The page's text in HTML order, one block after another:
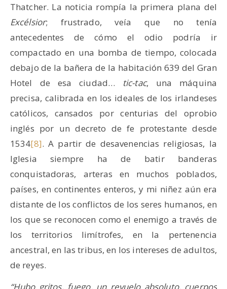
Thatcher. La noticia rompía la primera plana del
Excélsior; frustrado, veía que no tenía
antecedentes de cómo el odio podría ir
compactado en una bomba de tiempo, colocada
debajo de la bañera de la habitación 639 del Gran
Hotel de esa ciudad… tic-tac, una máquina
precisa, calibrada en los ideales de los irlandeses
católicos, cansados por centurias del oprobio
inglés por un decreto de fe protestante desde
1534[8]. A partir de desavenencias religiosas, la
Iglesia siempre ha de batir banderas
conquistadoras, arteras en muchos poblados,
países, en continentes enteros, y mi niñez aún era
distante de los conflictos de los seres humanos, en
los que se reconocen como el enemigo a través de
los territorios limítrofes, en la pertenencia
ancestral, en las tribus, en los intereses de adultos,
de reyes.